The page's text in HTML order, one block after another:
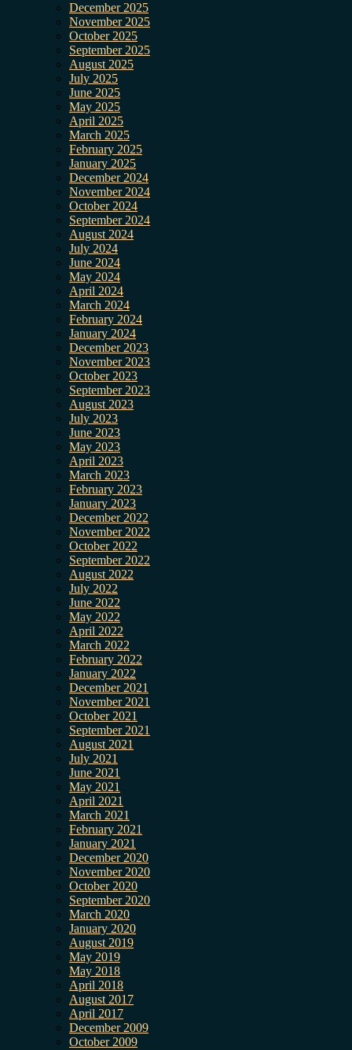
December 2025
November 2025
October 2025
September 2025
August 2025
July 2025
June 2025
May 2025
April 2025
March 2025
February 2025
January 2025
December 2024
November 2024
October 2024
September 2024
August 2024
July 2024
June 2024
May 2024
April 2024
March 2024
February 2024
January 2024
December 2023
November 2023
October 2023
September 2023
August 2023
July 2023
June 2023
May 2023
April 2023
March 2023
February 2023
January 2023
December 2022
November 2022
October 2022
September 2022
August 2022
July 2022
June 2022
May 2022
April 2022
March 2022
February 2022
January 2022
December 2021
November 2021
October 2021
September 2021
August 2021
July 2021
June 2021
May 2021
April 2021
March 2021
February 2021
January 2021
December 2020
November 2020
October 2020
September 2020
March 2020
January 2020
August 2019
May 2019
May 2018
April 2018
August 2017
April 2017
December 2009
October 2009